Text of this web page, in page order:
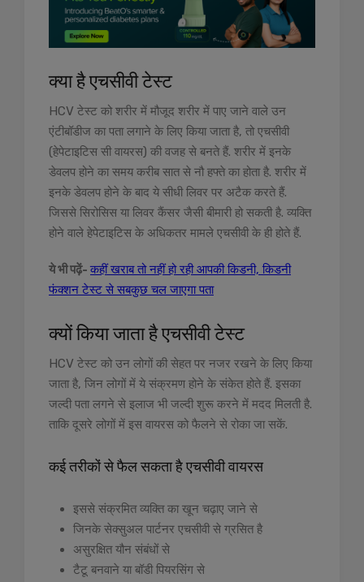
क्या है एचसीवी टेस्ट
HCV टेस्ट को शरीर में मौजूद शरीर में पाए जाने वाले उन
एंटीबॉडीज का पता लगाने के लिए किया जाता है, तो एचसीवी
(हेपेटाइटिस सी वायरस) की वजह से बनते हैं. शरीर में इनके
डेवलप होने का समय करीब सात से नौ हफ्ते का होता है. शरीर में
इनके डेवलप होने के बाद ये सीधी लिवर पर अटैक करते हैं.
जिससे सिरोसिस या लिवर कैंसर जैसी बीमारी हो सकती है. व्यक्ति
होने वाले हेपेटाइटिस के अधिकतर मामले एचसीवी के ही होते हैं.
ये भी पढ़ें- कहीं खराब तो नहीं हो रही आपकी किडनी, किडनी
फंक्शन टेस्ट से सबकुछ चल जाएगा पता
क्यों किया जाता है एचसीवी टेस्ट
HCV टेस्ट को उन लोगों की सेहत पर नजर रखने के लिए किया
जाता है, जिन लोगों में ये संक्रमण होने के संकेत होते हैं. इसका
जल्दी पता लगने से इलाज भी जल्दी शुरू करने में मदद मिलती है.
ताकि दूसरे लोगों में इस वायरस को फैलने से रोका जा सकें.
कई तरीकों से फैल सकता है एचसीवी वायरस
इससे संक्रमित व्यक्ति का खून चढ़ाए जाने से
जिनके सेक्सुअल पार्टनर एचसीवी से ग्रसित है
असुरक्षित यौन संबंधों से
टैटू बनवाने या बॉडी पियरसिंग से